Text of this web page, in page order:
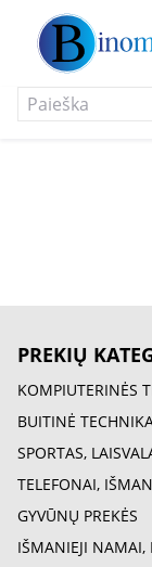
PREKIŲ
KOMPIUTERINĖS
BUITINĖ
SPORTAS,
TELEFONAI,
GYVŪNŲ PREKĖS
IŠMANIEJI